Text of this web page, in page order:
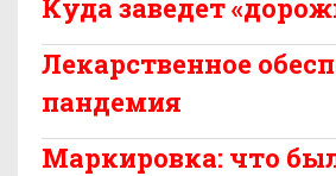
Куда заведет
Лекарственное
пандемия
Маркировка: что